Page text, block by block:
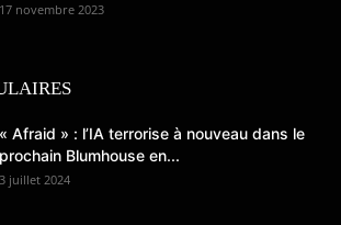
17 novembre 2023
« Afraid » : l’IA terrorise à nouveau dans le
prochain Blumhouse en...
3 juillet 2024